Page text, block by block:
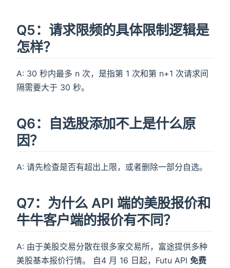
Q5：请求限频的具体限制逻辑是
怎样？
A: 30 秒内最多 n 次，是指第 1 次和第 n+1 次请求间
隔需要大于 30 秒。
Q6：自选股添加不上是什么原
因？
A: 请先检查是否有超出上限，或者删除一部分自选。
Q7：为什么 API 端的美股报价和
牛牛客户端的报价有不同？
A: 由于美股交易分散在很多家交易所，富途提供多种
美股基本报价行情。 自4 月 16 日起，Futu API 免费